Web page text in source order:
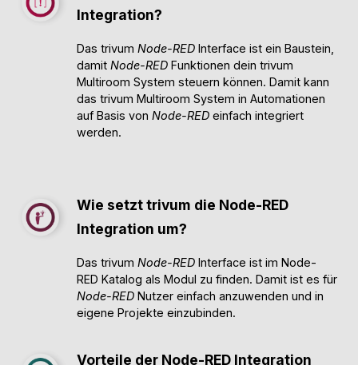
Integration?
Das trivum Node-RED Interface ist ein Baustein,
damit Node-RED Funktionen dein trivum
Multiroom System steuern können. Damit kann
das trivum Multiroom System in Automationen
auf Basis von Node-RED einfach integriert
werden.
Wie setzt trivum die Node-RED
Integration um?
Das trivum Node-RED Interface ist im Node-
RED Katalog als Modul zu finden. Damit ist es für
Node-RED Nutzer einfach anzuwenden und in
eigene Projekte einzubinden.
Vorteile der Node-RED Integration